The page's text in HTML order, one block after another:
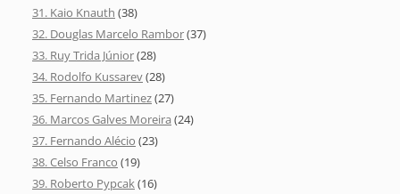
31. Kaio Knauth (38)
32. Douglas Marcelo Rambor(37)
33. Ruy Trida Júnior(28)
34. Rodolfo Kussarev(28)
35. Fernando Martinez(27)
36. Marcos Galves Moreira (24)
37. Fernando Alécio (23)
38. Celso Franco (19)
39. Roberto Pypcak(16)